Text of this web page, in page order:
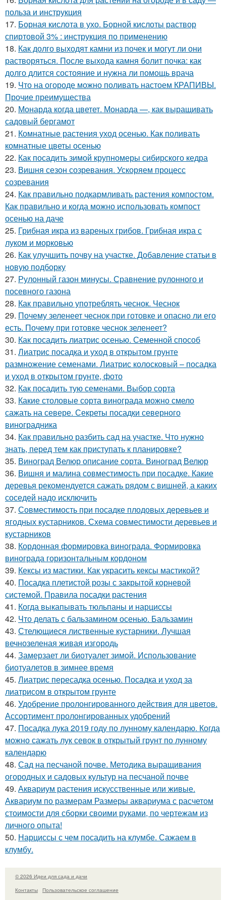
польза и инструкция
17. Борная кислота в ухо. Борной кислоты раствор
спиртовой 3% : инструкция по применению
18. Как долго выходят камни из почек и могут ли они
растворяться. После выхода камня болит почка: как
долго длится состояние и нужна ли помощь врача
19. Что на огороде можно поливать настоем КРАПИВЫ.
Прочие преимущества
20. Монарда когда цветет. Монарда —, как выращивать
садовый бергамот
21. Комнатные растения уход осенью. Как поливать
комнатные цветы осенью
22. Как посадить зимой крупномеры сибирского кедра
23. Вишня сезон созревания. Ускоряем процесс
созревания
24. Как правильно подкармливать растения компостом.
Как правильно и когда можно использовать компост
осенью на даче
25. Грибная икра из вареных грибов. Грибная икра с
луком и морковью
26. Как улучшить почву на участке. Добавление статьи в
новую подборку
27. Рулонный газон минусы. Сравнение рулонного и
посевного газона
28. Как правильно употреблять чеснок. Чеснок
29. Почему зеленеет чеснок при готовке и опасно ли его
есть. Почему при готовке чеснок зеленеет?
30. Как посадить лиатрис осенью. Семенной способ
31. Лиатрис посадка и уход в открытом грунте
размножение семенами. Лиатрис колосковый – посадка
и уход в открытом грунте, фото
32. Как посадить тую семенами. Выбор сорта
33. Какие столовые сорта винограда можно смело
сажать на севере. Секреты посадки северного
виноградника
34. Как правильно разбить сад на участке. Что нужно
знать, перед тем как приступать к планировке?
35. Виноград Велюр описание сорта. Виноград Велюр
36. Вишня и малина совместимость при посадке. Какие
деревья рекомендуется сажать рядом с вишней, а каких
соседей надо исключить
37. Совместимость при посадке плодовых деревьев и
ягодных кустарников. Схема совместимости деревьев и
кустарников
38. Кордонная формировка винограда. Формировка
винограда горизонтальным кордоном
39. Кексы из мастики. Как украсить кексы мастикой?
40. Посадка плетистой розы с закрытой корневой
системой. Правила посадки растения
41. Когда выкапывать тюльпаны и нарциссы
42. Что делать с бальзамином осенью. Бальзамин
43. Стелющиеся лиственные кустарники. Лучшая
вечнозеленая живая изгородь
44. Замерзает ли биотуалет зимой. Использование
биотуалетов в зимнее время
45. Лиатрис пересадка осенью. Посадка и уход за
лиатрисом в открытом грунте
46. Удобрение пролонгированного действия для цветов.
Ассортимент пролонгированных удобрений
47. Посадка лука 2019 году по лунному календарю. Когда
можно сажать лук севок в открытый грунт по лунному
календарю
48. Сад на песчаной почве. Методика выращивания
огородных и садовых культур на песчаной почве
49. Аквариум растения искусственные или живые.
Аквариум по размерам Размеры аквариума с расчетом
стоимости для сборки своими руками, по чертежам из
личного опыта!
50. Нарциссы с чем посадить на клумбе. Сажаем в
клумбу.
© 2026 Идеи для сада и дачи
Контакты
Пользовательское соглашение